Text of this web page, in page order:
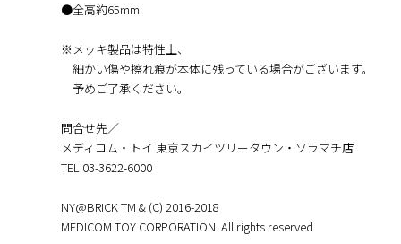
●全高約65mm
※メッキ製品は特性上、
細かい傷や擦れ痕が本体に残っている場合がございます。
予めご了承ください。
問合せ先／
メディコム・トイ 東京スカイツリータウン・ソラマチ店
TEL.03-3622-6000
NY@BRICK TM & (C) 2016-2018
MEDICOM TOY CORPORATION. All rights reserved.